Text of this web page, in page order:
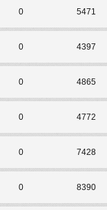
0 5471
0 4397
0 4865
0 4772
0 7428
0 8390